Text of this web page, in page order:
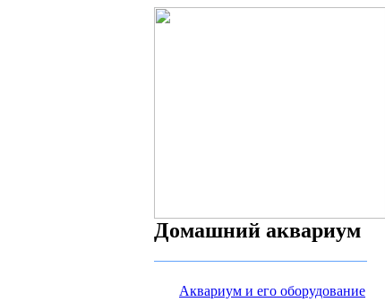
Домашний аквариум
Аквариум и его оборудование